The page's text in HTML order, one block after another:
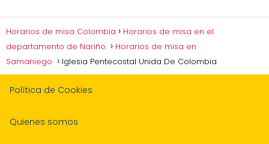
Horarios de misa Colombia
Horarios de misa en el
departamento de Nariño
Horarios de misa en
Samaniego
Iglesia Pentecostal Unida De Colombia
Política de Cookies
Quienes somos